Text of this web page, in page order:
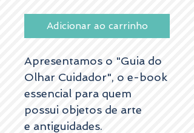
Adicionar ao carrinho
Apresentamos o "Guia do
Olhar Cuidador", o e-book
essencial para quem
possui objetos de arte
e antiguidades.